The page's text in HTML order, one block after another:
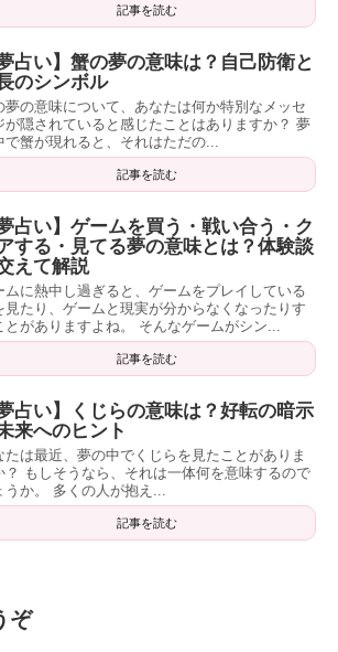
記事を読む
夢占い】蟹の夢の意味は？自己防衛と
のシンボル
夢の意味について、あなたは何か特別なメッセ
が隠されていると感じたことはありますか？ 夢
で蟹が現れると、それはただの...
記事を読む
夢占い】ゲームを買う・戦い合う・ク
する・見てる夢の意味とは？体験談
えて解説
ムに熱中し過ぎると、ゲームをプレイしている
見たり、ゲームと現実が分からなくなったりす
とがありますよね。 そんなゲームがシン...
記事を読む
夢占い】くじらの意味は？好転の暗示
来へのヒント
たは最近、夢の中でくじらを見たことがありま
？ もしそうなら、それは一体何を意味するので
うか。 多くの人が抱え...
記事を読む
ぞ